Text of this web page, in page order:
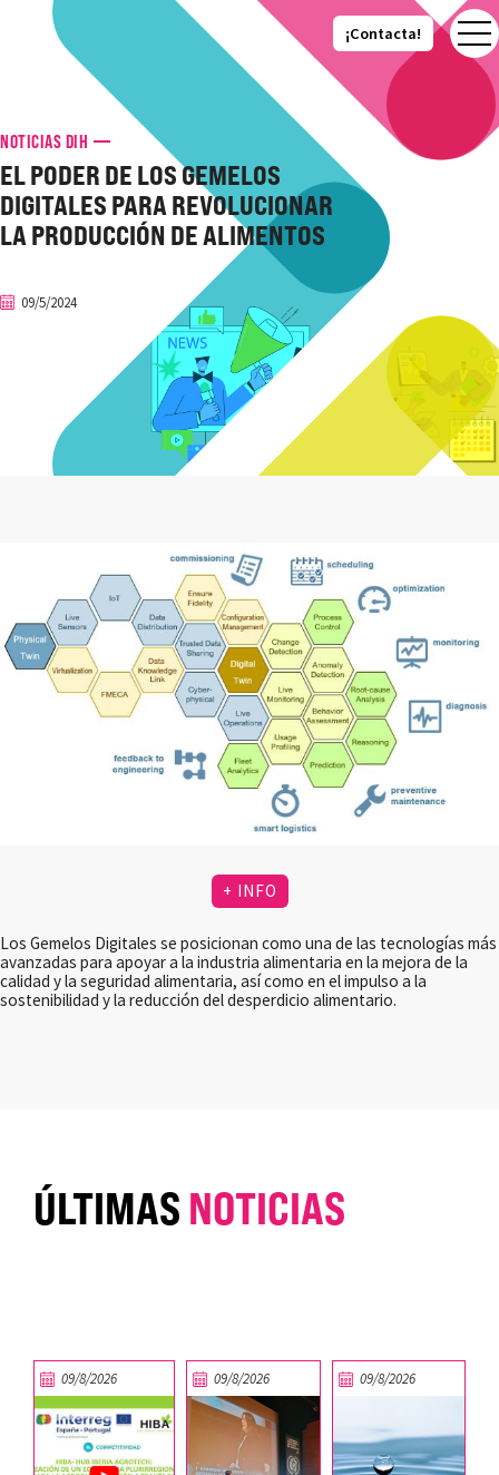
¡Contacta!
¡Contacta!
NOTICIAS DIH
EL PODER DE LOS GEMELOS
DIGITALES PARA REVOLUCIONAR
LA PRODUCCIÓN DE ALIMENTOS
09/5/2024
Los Gemelos Digitales se posicionan como una de las tecnologías más
avanzadas para apoyar a la industria alimentaria en la mejora de la
calidad y la seguridad alimentaria, así como en el impulso a la
sostenibilidad y la reducción del desperdicio alimentario.
+ INFO
ÚLTIMAS NOTICIAS
09/8/2026 09/8/2026 09/8/2026